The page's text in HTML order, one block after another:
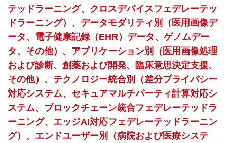
テッドラーニング、クロスデバイスフェデレーテッ
ドラーニング）、データモダリティ別（医用画像デ
ータ、電子健康記録（EHR）データ、ゲノムデー
タ、その他）、アプリケーション別（医用画像処理
および診断、創薬および開発、臨床意思決定支援、
その他）、テクノロジー統合別（差分プライバシー
対応システム、セキュアマルチパーティ計算対応シ
ステム、ブロックチェーン統合フェデレーテッドラ
ーニング、エッジAI対応フェデレーテッドラーニン
グ）、エンドユーザー別（病院および医療システ